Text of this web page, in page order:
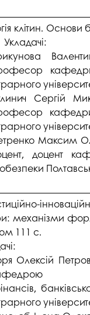
клітин.
кафедри
Сергій
кафедри
Максим
доцент
механізми
111 с.
Олексій